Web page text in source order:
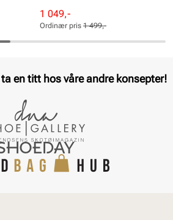
Rabattert
pris
Pris
1 049,-
Ordinær
pris
Pris
Ordinær pris 1 499,-
en titt hos våre andre konsepter!